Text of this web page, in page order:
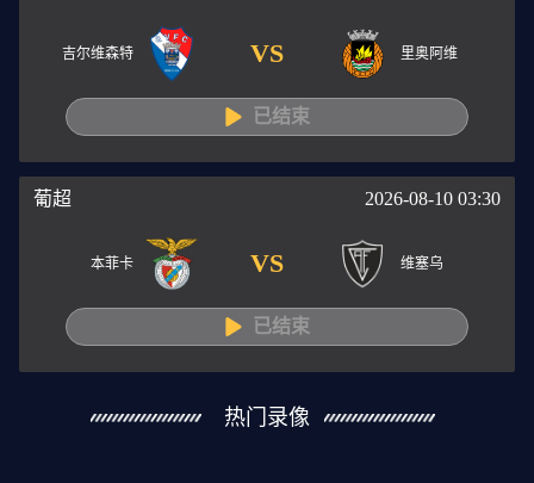
吉尔维森特 VS 里奥阿维
已结束
葡超 2026-08-10 03:30
本菲卡 VS 维塞乌
已结束
热门录像